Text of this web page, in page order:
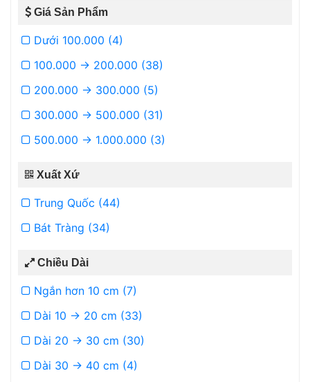
Giá Sản Phẩm
Dưới 100.000 (4)
100.000 -> 200.000 (38)
200.000 -> 300.000 (5)
300.000 -> 500.000 (31)
500.000 -> 1.000.000 (3)
Xuất Xứ
Trung Quốc (44)
Bát Tràng (34)
Chiều Dài
Ngắn hơn 10 cm (7)
Dài 10 -> 20 cm (33)
Dài 20 -> 30 cm (30)
Dài 30 -> 40 cm (4)